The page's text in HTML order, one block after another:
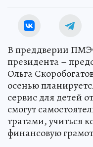
В преддверии
президента –
Ольга
осенью
сервис для детей
смогут
тратами, учиться
финансовую